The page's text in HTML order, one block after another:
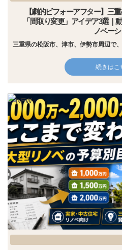
【劇的ビフォーアフター】三
「間取り変更」アイデア3選｜
ノベー
三重県の松阪市、津市、伊勢市周辺で
続きはこ